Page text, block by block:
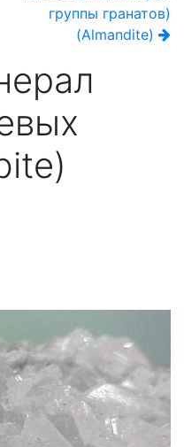
группы гранатов)
(Almandite)